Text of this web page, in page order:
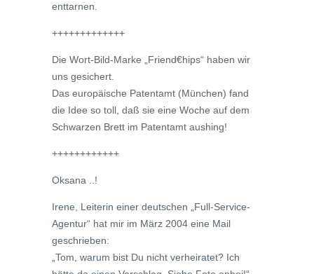
enttarnen.
+++++++++++++
Die Wort-Bild-Marke „Friend€hips“ haben wir
uns gesichert.
Das europäische Patentamt (München) fand
die Idee so toll, daß sie eine Woche auf dem
Schwarzen Brett im Patentamt aushing!
++++++++++++
Oksana ..!
Irene, Leiterin einer deutschen „Full-Service-
Agentur“ hat mir im März 2004 eine Mail
geschrieben:
„Tom, warum bist Du nicht verheiratet? Ich